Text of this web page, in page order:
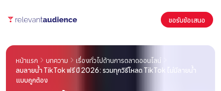
ขอรับข้อเสนอ
หน้าแรก บทความ
เรื่องทั่วไปด้านการตลาดออนไลน์
ลบลายน้ำ TikTok ฟรี ปี 2026: รวมทุกวิธีโหลด TikTok ไม่มีลายน้ำ
แบบถูกต้อง